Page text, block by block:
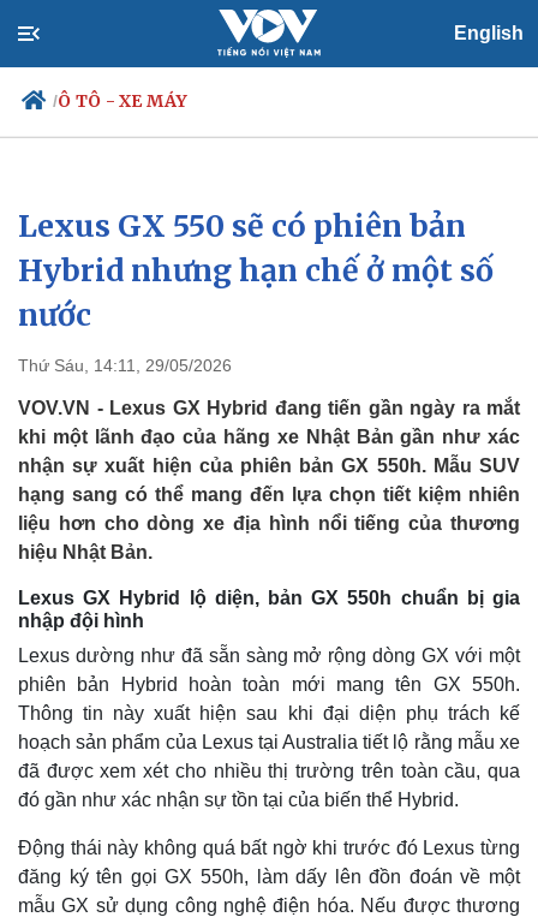
English
/Ô TÔ - XE MÁY
Chính trị
Đảng
Tổ chức nhân sự
Quốc hội
Xã hội
Tin 24h
Dự báo thời tiết
Lexus GX 550 sẽ có phiên bản
Hybrid nhưng hạn chế ở một số
nước
Thứ Sáu, 14:11, 29/05/2026
VOV.VN - Lexus GX Hybrid đang tiến gần ngày ra mắt
khi một lãnh đạo của hãng xe Nhật Bản gần như xác
nhận sự xuất hiện của phiên bản GX 550h. Mẫu SUV
hạng sang có thể mang đến lựa chọn tiết kiệm nhiên
liệu hơn cho dòng xe địa hình nổi tiếng của thương
hiệu Nhật Bản.
Lexus GX Hybrid lộ diện, bản GX 550h chuẩn bị gia
nhập đội hình
Lexus dường như đã sẵn sàng mở rộng dòng GX với một
phiên bản Hybrid hoàn toàn mới mang tên GX 550h.
Thông tin này xuất hiện sau khi đại diện phụ trách kế
hoạch sản phẩm của Lexus tại Australia tiết lộ rằng mẫu xe
đã được xem xét cho nhiều thị trường trên toàn cầu, qua
đó gần như xác nhận sự tồn tại của biến thể Hybrid.
Động thái này không quá bất ngờ khi trước đó Lexus từng
đăng ký tên gọi GX 550h, làm dấy lên đồn đoán về một
mẫu GX sử dụng công nghệ điện hóa. Nếu được thương